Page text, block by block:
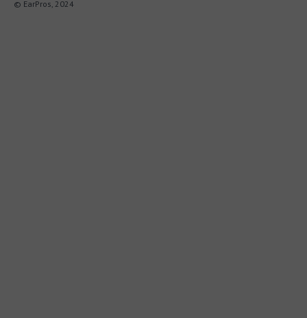
© EarPros, 2024